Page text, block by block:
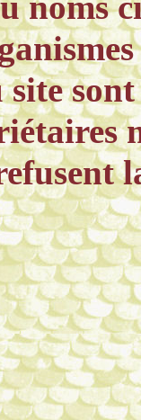
site